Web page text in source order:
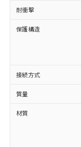
耐衝撃
保護構造
接続方式
質量
材質
タに
覧さ
準価
了承
正式
様の
ムロ
ご相
オム
在庫
事前
示し
鉛(Pb)
ミウム(Cd)
六価クロム
類(PBB)
(PBDE)
ル) (DEHP)(別
ルベンジル（
（DBP）
(DIBP) 1000ppm
但し、RoHS指
フタル酸エス
*中国RoHS10
Pb(鉛)
ム) : 100ppm、
Cr(Ⅵ)(六価ク
ニル類) :
DBP(フタル酸
イソブチル) :
ル) : 1000ppm、
※2 環境
「ｅ」：有
準値以下で
また
国政
可)を
当社
全に
いよ
当社
ル、
使用
当社
場合
該第